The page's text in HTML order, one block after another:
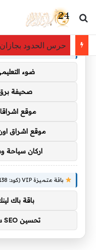
بحث عن
حرس الحدود بجازان يحبط تهريب 31,500
توصيات :
باقة متميزة VIP (كود: AA35872):
ضوء
صحيفة
موقع
موقع اشراق
اركان سياحة
باقة متميزة VIP (كود: AA11138):
باقة باك
تحسين SEO سلة